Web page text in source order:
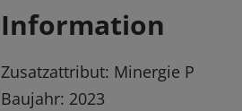
Information
Zusatzattribut: Minergie P
Baujahr: 2023